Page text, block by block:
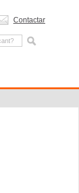
Contactar